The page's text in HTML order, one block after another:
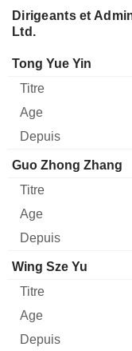
Dirigeants et
Ltd.
Dirigeant Titre
Tong Yue Yin
Guo Zhong Zhang
Wing Sze Yu